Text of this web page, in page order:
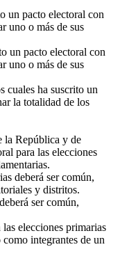
un pacto electoral con
uno o más de sus
un pacto electoral con
uno o más de sus
ha suscrito un
la totalidad de los
la República y de
para las elecciones
deberá ser común,
y distritos.
ser común,
elecciones primarias
integrantes de un